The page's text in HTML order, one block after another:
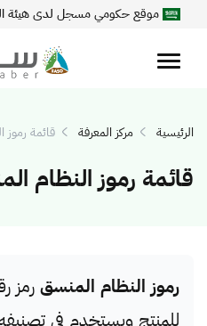
موقع حكومي مسجل لدى هيئة
الرئيسية مركز المعرفة قائمة رموز
قائمة رموز النظام
رموز النظام المنسق رمز
للمنتج ويستخدم في